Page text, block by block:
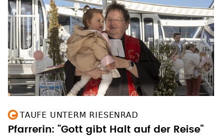
TAUFE UNTERM RIESENRAD
Pfarrerin: "Gott gibt Halt auf der Reise"